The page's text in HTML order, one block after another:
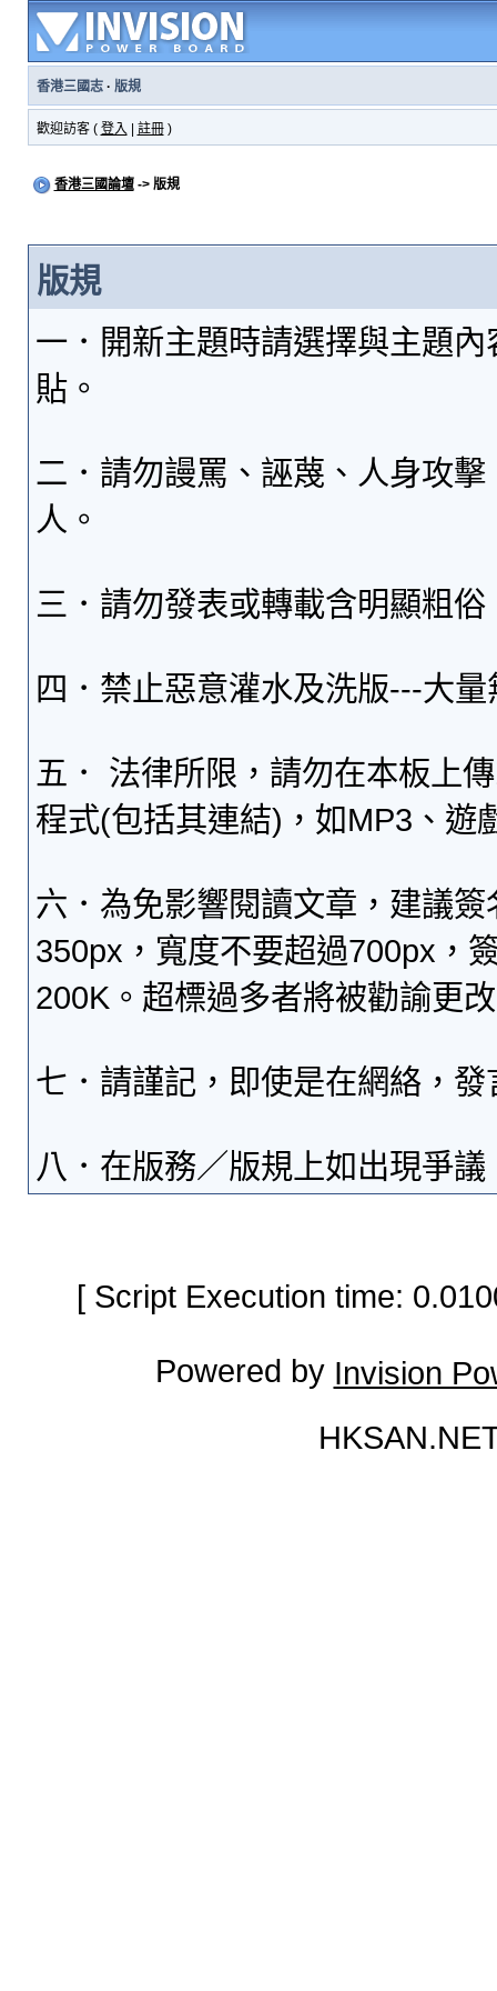
香港三國志· 版規
歡迎訪客 ( 登入 註冊)
香港三國論壇-> 版規
版規
一．開新主題時請選擇與主題
貼。
二．請勿謾罵、誣蔑、人身攻
人。
三．請勿發表或轉載含明顯粗
四．禁止惡意灌水及洗版---大
五． 法律所限，請勿在本板上
程式(包括其連結)，如MP3、遊
六．為免影響閱讀文章，建議
350px，寬度不要超過700px，
200K。超標過多者將被勸諭更
七．請謹記，即使是在網絡，
八．在版務／版規上如出現爭
[ Script Execution time:
Powered by Invision